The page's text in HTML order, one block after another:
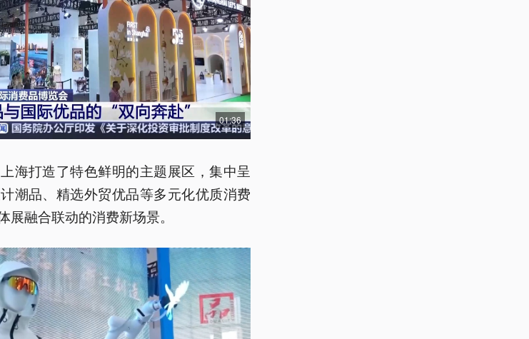
01:36
海打造了特色鲜明的主题展区，集中呈
潮品、精选外贸优品等多元化优质消费
融合联动的消费新场景。